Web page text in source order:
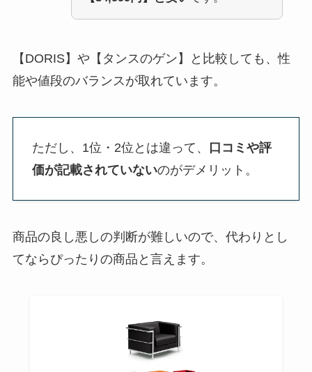
【DORIS】や【タンスのゲン】と比較しても、性
能や値段のバランスが取れています。
ただし、1位・2位とは違って、
口コミや評
価が記載されていないのがデメリット。
商品の良し悪しの判断が難しいので、代わりとし
てならぴったりの商品と言えます。